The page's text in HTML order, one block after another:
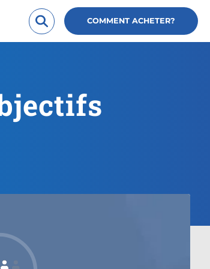
COMMENT ACHETER?